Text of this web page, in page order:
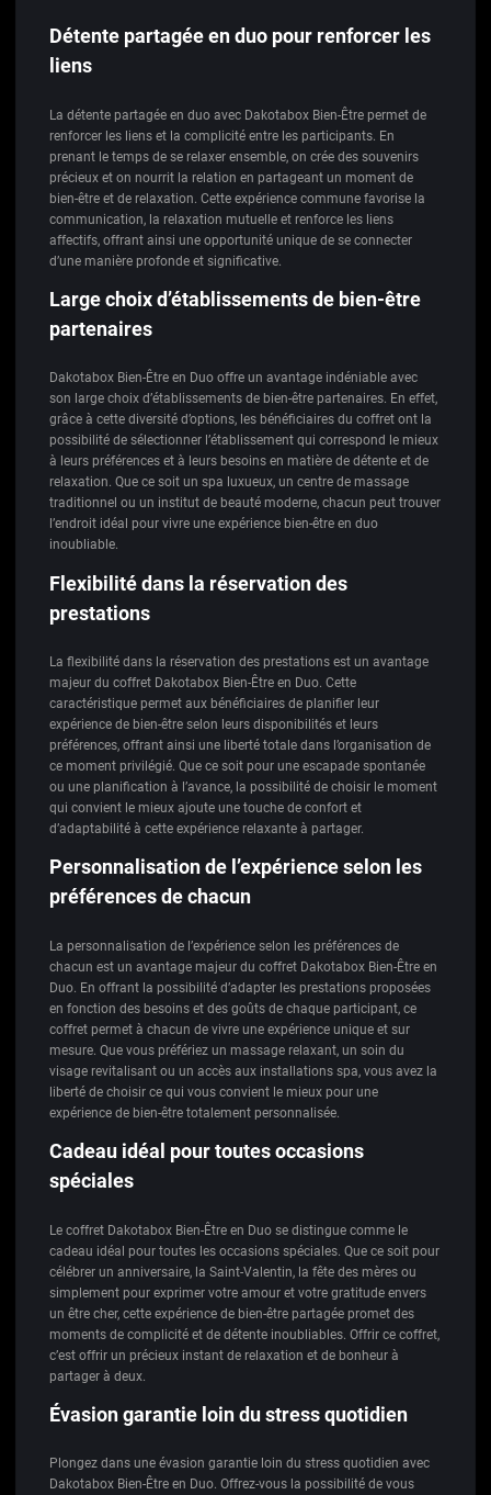
Détente partagée en duo pour renforcer les
liens
La détente partagée en duo avec Dakotabox Bien-Être permet de
renforcer les liens et la complicité entre les participants. En
prenant le temps de se relaxer ensemble, on crée des souvenirs
précieux et on nourrit la relation en partageant un moment de
bien-être et de relaxation. Cette expérience commune favorise la
communication, la relaxation mutuelle et renforce les liens
affectifs, offrant ainsi une opportunité unique de se connecter
d’une manière profonde et significative.
Large choix d’établissements de bien-être
partenaires
Dakotabox Bien-Être en Duo offre un avantage indéniable avec
son large choix d’établissements de bien-être partenaires. En effet,
grâce à cette diversité d’options, les bénéficiaires du coffret ont la
possibilité de sélectionner l’établissement qui correspond le mieux
à leurs préférences et à leurs besoins en matière de détente et de
relaxation. Que ce soit un spa luxueux, un centre de massage
traditionnel ou un institut de beauté moderne, chacun peut trouver
l’endroit idéal pour vivre une expérience bien-être en duo
inoubliable.
Flexibilité dans la réservation des
prestations
La flexibilité dans la réservation des prestations est un avantage
majeur du coffret Dakotabox Bien-Être en Duo. Cette
caractéristique permet aux bénéficiaires de planifier leur
expérience de bien-être selon leurs disponibilités et leurs
préférences, offrant ainsi une liberté totale dans l’organisation de
ce moment privilégié. Que ce soit pour une escapade spontanée
ou une planification à l’avance, la possibilité de choisir le moment
qui convient le mieux ajoute une touche de confort et
d’adaptabilité à cette expérience relaxante à partager.
Personnalisation de l’expérience selon les
préférences de chacun
La personnalisation de l’expérience selon les préférences de
chacun est un avantage majeur du coffret Dakotabox Bien-Être en
Duo. En offrant la possibilité d’adapter les prestations proposées
en fonction des besoins et des goûts de chaque participant, ce
coffret permet à chacun de vivre une expérience unique et sur
mesure. Que vous préfériez un massage relaxant, un soin du
visage revitalisant ou un accès aux installations spa, vous avez la
liberté de choisir ce qui vous convient le mieux pour une
expérience de bien-être totalement personnalisée.
Cadeau idéal pour toutes occasions
spéciales
Le coffret Dakotabox Bien-Être en Duo se distingue comme le
cadeau idéal pour toutes les occasions spéciales. Que ce soit pour
célébrer un anniversaire, la Saint-Valentin, la fête des mères ou
simplement pour exprimer votre amour et votre gratitude envers
un être cher, cette expérience de bien-être partagée promet des
moments de complicité et de détente inoubliables. Offrir ce coffret,
c’est offrir un précieux instant de relaxation et de bonheur à
partager à deux.
Évasion garantie loin du stress quotidien
Plongez dans une évasion garantie loin du stress quotidien avec
Dakotabox Bien-Être en Duo. Offrez-vous la possibilité de vous